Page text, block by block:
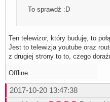
To sprawdź :D
Ten telewizor, który buduję, to
Jest to telewizja youtube oraz
z drugiej strony to to, czego
Offline
2017-10-20 13:47:38